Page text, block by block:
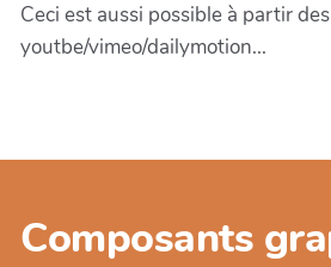
Ceci est aussi possible à partir
youtbe/vimeo/dailymotion...
Composants